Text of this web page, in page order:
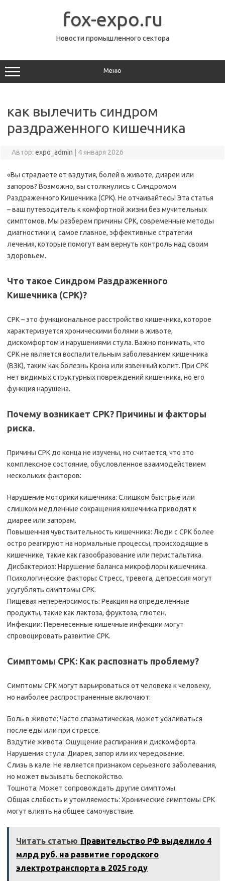
fox-expo.ru
Новости промышленного сектора
Меню
как вылечить синдром
раздраженного кишечника
Автор: expo_admin 4 января 2026
«Вы страдаете от вздутия, болей в животе, диареи или
запоров? Возможно, вы столкнулись с Синдромом
Раздраженного Кишечника (СРК). Не отчаивайтесь! Эта статья
– ваш путеводитель к комфортной жизни без мучительных
симптомов. Мы разберем причины СРК, современные методы
диагностики и, самое главное, эффективные стратегии
лечения, которые помогут вам вернуть контроль над своим
здоровьем.
Что такое Синдром Раздраженного
Кишечника (СРК)?
СРК – это функциональное расстройство кишечника, которое
характеризуется хроническими болями в животе,
дискомфортом и нарушениями стула. Важно понимать, что
СРК не является воспалительным заболеванием кишечника
(ВЗК), таким как болезнь Крона или язвенный колит. При СРК
нет видимых структурных повреждений кишечника, но его
функция нарушена.
Почему возникает СРК? Причины и факторы
риска.
Причины СРК до конца не изучены, но считается, что это
комплексное состояние, обусловленное взаимодействием
нескольких факторов:
Нарушение моторики кишечника: Слишком быстрые или
слишком медленные сокращения кишечника приводят к
диарее или запорам.
Повышенная чувствительность кишечника: Люди с СРК более
остро реагируют на нормальные процессы, происходящие в
кишечнике, такие как газообразование или перистальтика.
Дисбактериоз: Нарушение баланса микрофлоры кишечника.
Психологические факторы: Стресс, тревога, депрессия могут
усугублять симптомы СРК.
Пищевая непереносимость: Реакция на определенные
продукты, такие как лактоза, фруктоза, глютен.
Инфекции: Перенесенные кишечные инфекции могут
спровоцировать развитие СРК.
Симптомы СРК: Как распознать проблему?
Симптомы СРК могут варьироваться от человека к человеку,
но наиболее распространенные включают:
Боль в животе: Часто спазматическая, может усиливаться
после еды или при стрессе.
Вздутие живота: Ощущение распирания и дискомфорта.
Нарушения стула: Диарея, запор или их чередование.
Слизь в кале: Не является признаком серьезного заболевания,
но может вызывать беспокойство.
Тошнота: Может сопровождать другие симптомы.
Общая слабость и утомляемость: Хронические симптомы СРК
могут влиять на общее самочувствие.
Читать статью Правительство РФ выделило 4
млрд руб. на развитие городского
электротранспорта в 2025 году